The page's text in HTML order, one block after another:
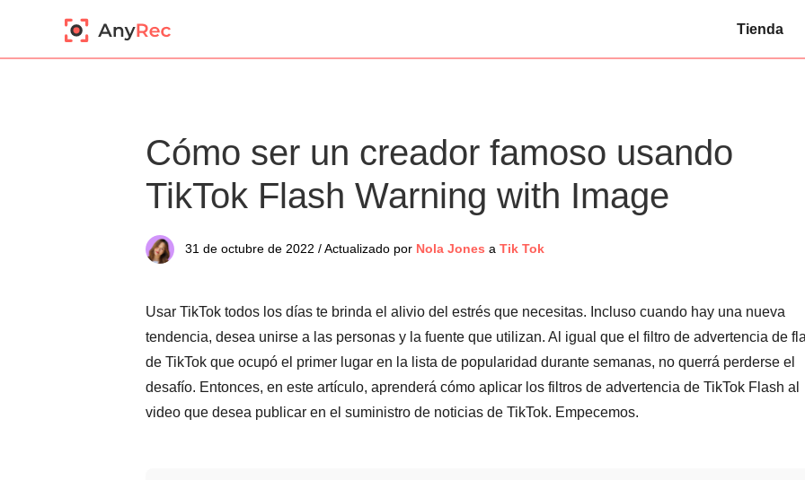
Tienda
Cómo ser un creador famoso usando
TikTok Flash Warning with Image
31 de octubre de 2022 / Actualizado por Nola Jones a Tik Tok
Usar TikTok todos los días te brinda el alivio del estrés que necesitas. Incluso cuando hay una nueva
tendencia, desea unirse a las personas y la fuente que utilizan. Al igual que el filtro de advertencia de
de TikTok que ocupó el primer lugar en la lista de popularidad durante semanas, no querrá perderse el
desafío. Entonces, en este artículo, aprenderá cómo aplicar los filtros de advertencia de TikTok Flash al
video que desea publicar en el suministro de noticias de TikTok. Empecemos.